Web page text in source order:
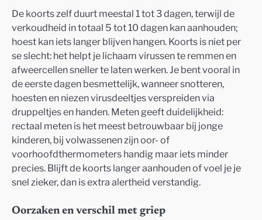
De koorts zelf duurt meestal 1 tot 3 dagen, terwijl de
verkoudheid in totaal 5 tot 10 dagen kan aanhouden;
hoest kan iets langer blijven hangen. Koorts is niet per
se slecht: het helpt je lichaam virussen te remmen en
afweercellen sneller te laten werken. Je bent vooral in
de eerste dagen besmettelijk, wanneer snotteren,
hoesten en niezen virusdeeltjes verspreiden via
druppeltjes en handen. Meten geeft duidelijkheid:
rectaal meten is het meest betrouwbaar bij jonge
kinderen, bij volwassenen zijn oor- of
voorhoofdthermometers handig maar iets minder
precies. Blijft de koorts langer aanhouden of voel je je
snel zieker, dan is extra alertheid verstandig.
Oorzaken en verschil met griep